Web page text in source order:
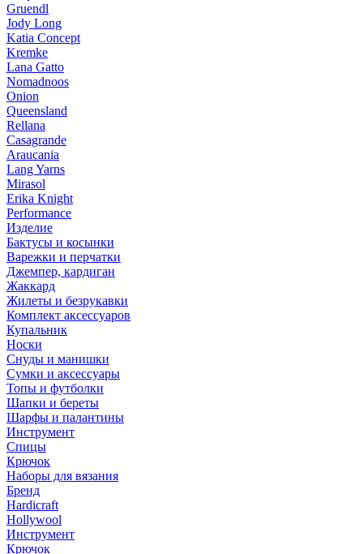
Gruendl
Jody Long
Katia Concept
Kremke
Lana Gatto
Nomadnoos
Onion
Queensland
Rellana
Casagrande
Araucania
Lang Yarns
Mirasol
Erika Knight
Performance
Изделие
Бактусы и косынки
Варежки и перчатки
Джемпер, кардиган
Жаккард
Жилеты и безрукавки
Комплект аксессуаров
Купальник
Носки
Снуды и манишки
Сумки и аксессуары
Топы и футболки
Шапки и береты
Шарфы и палантины
Инструмент
Спицы
Крючок
Наборы для вязания
Бренд
Hardicraft
Hollywool
Инструмент
Крючок